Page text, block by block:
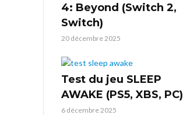
4: Beyond (Switch 2,
Switch)
20 décembre 2025
Test du jeu SLEEP
AWAKE (PS5, XBS, PC)
6 décembre 2025